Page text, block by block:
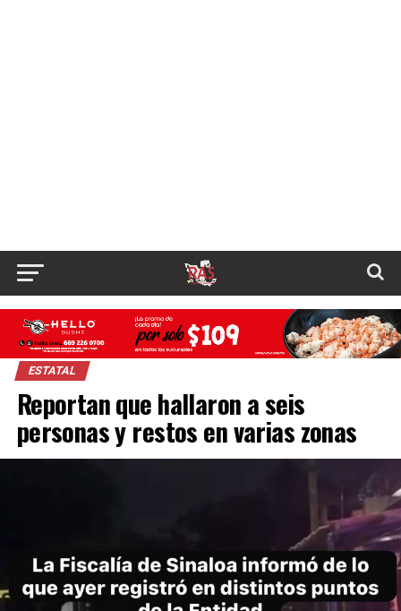
ESTATAL
Reportan que hallaron a seis
personas y restos en varias zonas